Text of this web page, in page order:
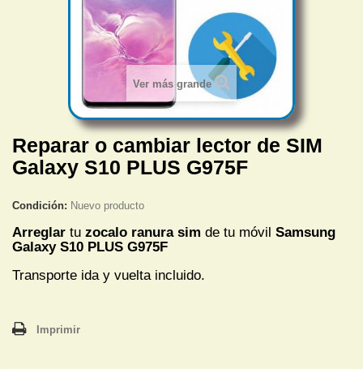
Ver más grande
Reparar o cambiar lector de SIM
Galaxy S10 PLUS G975F
Condición: Nuevo producto
Arreglar tu zocalo ranura sim de tu móvil Samsung
Galaxy S10 PLUS G975F
Transporte ida y vuelta incluido.
Imprimir